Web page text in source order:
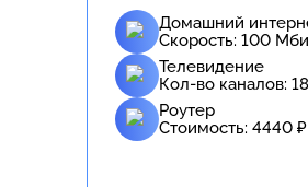
Домашний
Скорость: 100
Телевидение
Кол-во каналов:
Роутер
Стоимость: 4440 ₽